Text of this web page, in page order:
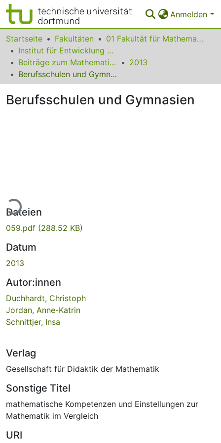
Anmelden
Bereiche & Sammlungen
Das gesamte Repositorium
Statistiken
FAQ
Startseite Fakultäten
01 Fakultät für Mathematik
Institut für Entwicklung und Erforschung des Mathematikunterrichts
Beiträge zum Mathematikunterricht
2013
Berufsschulen und Gymnasien
Berufsschulen und Gymnasien
Dateien
059.pdf (288.52 KB)
Datum
2013
Autor:innen
Duchhardt, Christoph
Jordan, Anne-Katrin
Schnittjer, Insa
Verlag
Gesellschaft für Didaktik der Mathematik
Sonstige Titel
mathematische Kompetenzen und Einstellungen zur
Mathematik im Vergleich
URI